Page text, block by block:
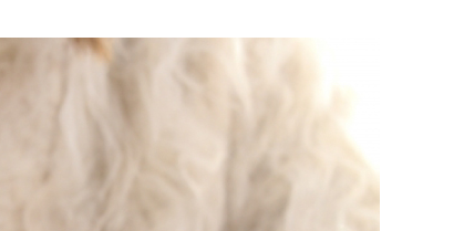
アンケート結果
スキンケアブログ
商品